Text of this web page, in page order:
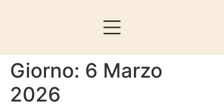
Giorno: 6 Marzo
2026